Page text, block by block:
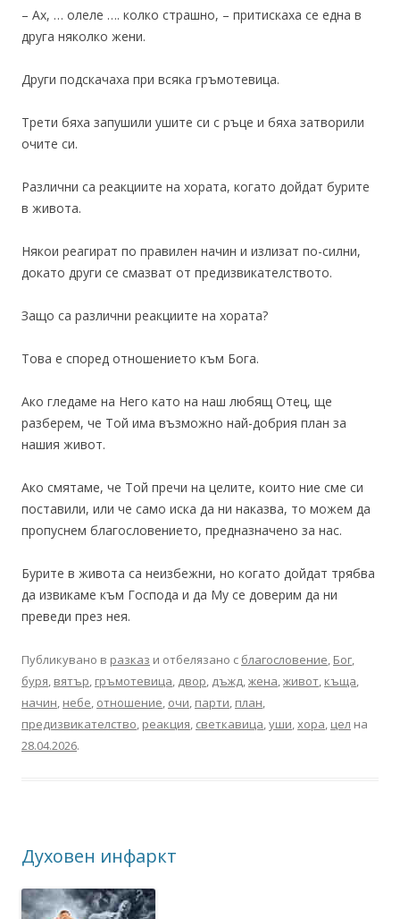
– Ах, … олеле …. колко страшно, – притискаха се една в
друга няколко жени.
Други подскачаха при всяка гръмотевица.
Трети бяха запушили ушите си с ръце и бяха затворили
очите си.
Различни са реакциите на хората, когато дойдат бурите
в живота.
Някои реагират по правилен начин и излизат по-силни,
докато други се смазват от предизвикателството.
Защо са различни реакциите на хората?
Това е според отношението към Бога.
Ако гледаме на Него като на наш любящ Отец, ще
разберем, че Той има възможно най-добрия план за
нашия живот.
Ако смятаме, че Той пречи на целите, които ние сме си
поставили, или че само иска да ни наказва, то можем да
пропуснем благословението, предназначено за нас.
Бурите в живота са неизбежни, но когато дойдат трябва
да извикаме към Господа и да Му се доверим да ни
преведи през нея.
Публикувано в разказ и отбелязано с благословение Бог
буря вятър гръмотевица двор дъжд жена живот къща
начин небе отношение очи парти план
предизвикателство реакция светкавица уши хора цел на
28.04.2026.
Духовен инфаркт